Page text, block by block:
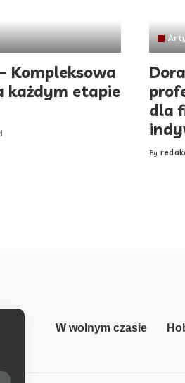
Kompleksowa
każdym etapie
dla
Posted
By
W wolnym czasie